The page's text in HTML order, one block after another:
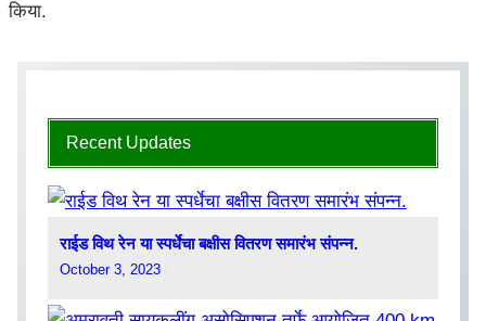
किया.
Recent Updates
राईड विथ रेन या स्पर्धेचा बक्षीस वितरण समारंभ संपन्न.
October 3, 2023